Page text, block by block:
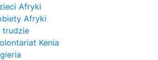
Afryki
Afryki
trudzie
Kenia